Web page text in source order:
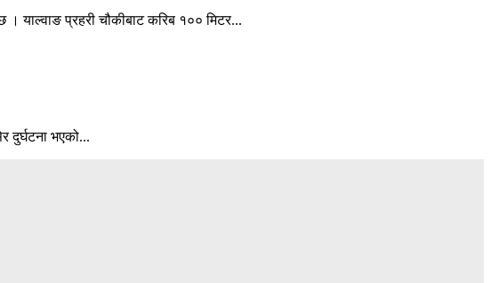
। याल्वाङ प्रहरी चौकीबाट करिब १०० मिटर...
दुर्घटना भएको...